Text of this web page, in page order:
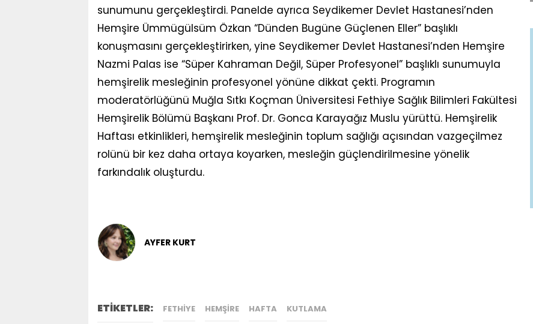
sunumunu gerçekleştirdi. Panelde ayrıca Seydikemer Devlet Hastanesi’nden
Hemşire Ümmügülsüm Özkan “Dünden Bugüne Güçlenen Eller” başlıklı
konuşmasını gerçekleştirirken, yine Seydikemer Devlet Hastanesi’nden Hemşire
Nazmi Palas ise “Süper Kahraman Değil, Süper Profesyonel” başlıklı sunumuyla
hemşirelik mesleğinin profesyonel yönüne dikkat çekti. Programın
moderatörlüğünü Muğla Sıtkı Koçman Üniversitesi Fethiye Sağlık Bilimleri Fakültesi
Hemşirelik Bölümü Başkanı Prof. Dr. Gonca Karayağız Muslu yürüttü. Hemşirelik
Haftası etkinlikleri, hemşirelik mesleğinin toplum sağlığı açısından vazgeçilmez
rolünü bir kez daha ortaya koyarken, mesleğin güçlendirilmesine yönelik
farkındalık oluşturdu.
AYFER KURT
ETİKETLER: FETHIYE HEMŞIRE HAFTA KUTLAMA